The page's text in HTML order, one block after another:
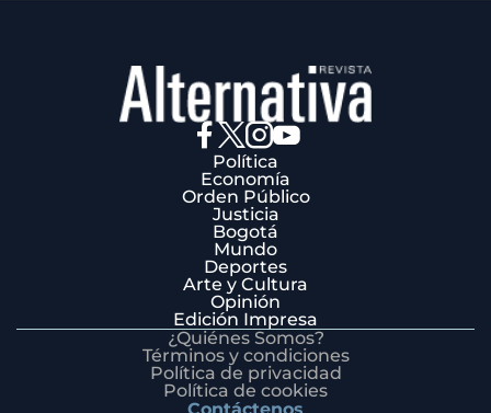
Política
Economía
Orden Público
Justicia
Bogotá
Mundo
Deportes
Arte y Cultura
Opinión
Edición Impresa
¿Quiénes Somos?
Términos y condiciones
Política de privacidad
Política de cookies